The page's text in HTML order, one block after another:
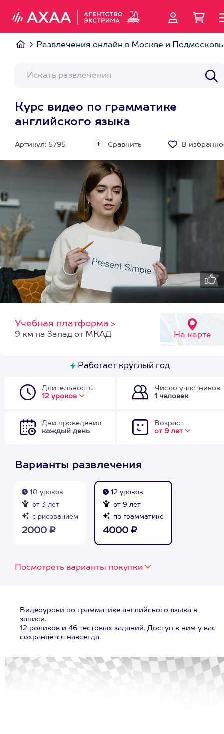
Развлечения онлайн в Москве и
Курс видео по грамматике
английского языка
Артикул: 5795 Сравнить В
Учебная платформа >
На карте
9 км на Запад от МКАД
Работает круглый год
Длительность
12 уроков
Число участников
1 человек
Дни проведения
каждый день
Возраст
от 9 лет
Варианты развлечения
10 уроков
от 3 лет
с рисованием
2000 ₽
12 уроков
от 9 лет
по грамматике
4000 ₽
Посмотреть варианты покупки
Видеоуроки по грамматике английского языка в
записи.
12 роликов и 46 тестовых заданий. Доступ к ним у вас
сохраняется навсегда.